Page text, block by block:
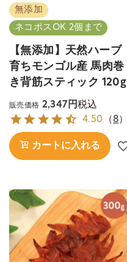
無添加
ネコポスOK 2個まで
【無添加】天然ハーブ
育ちモンゴル産 馬肉巻
き背筋スティック 120g
販売価格 2,347 税込
4.50 （ 8）
カートに入れる